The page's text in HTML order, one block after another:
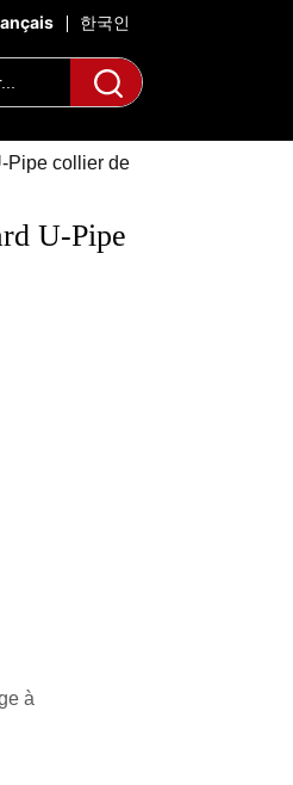
한국인
Pipe collier de
U-Pipe